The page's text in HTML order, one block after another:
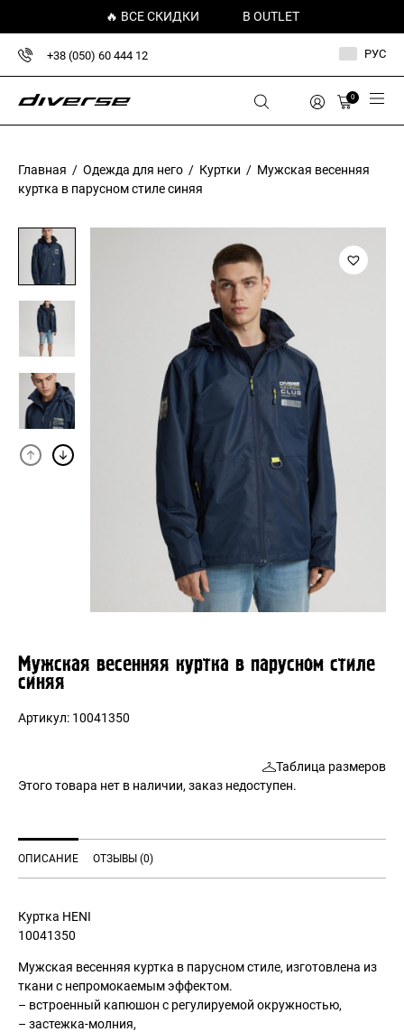
🔥 ВСЕ СКИДКИ В OUTLET
+38 (050) 60 444 12 РУС
0
Главная / Одежда для него / Куртки / Мужская весенняя
куртка в парусном стиле синяя
Мужская весенняя куртка в парусном стиле
синяя
Артикул: 10041350
Таблица размеров
Этого товара нет в наличии, заказ недоступен.
ОПИСАНИЕ ОТЗЫВЫ (0)
Куртка HENI
10041350
Мужская весенняя куртка в парусном стиле, изготовлена из
ткани с непромокаемым эффектом.
– встроенный капюшон с регулируемой окружностью,
– застежка-молния,